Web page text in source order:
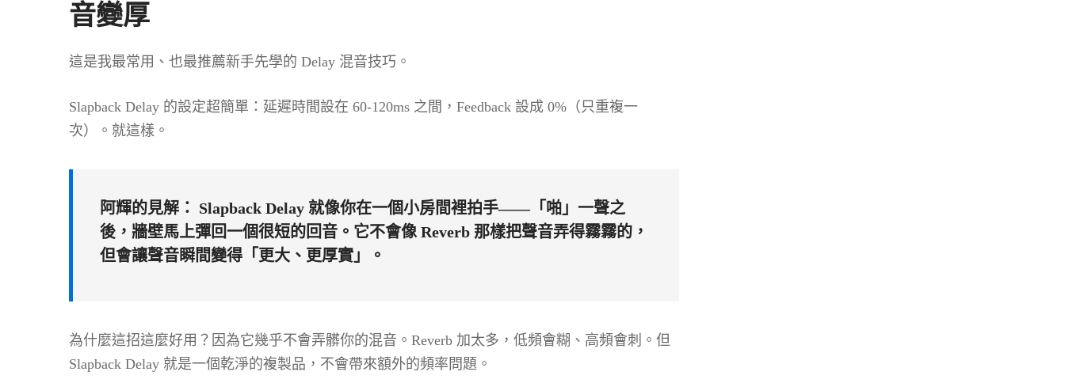
音變厚
這是我最常用、也最推薦新手先學的 Delay 混音技巧。
Slapback Delay 的設定超簡單：延遲時間設在 60-120ms 之間，Feedback 設成 0%（只重複一
次）。就這樣。
阿輝的見解： Slapback Delay 就像你在一個小房間裡拍手——「啪」一聲之
後，牆壁馬上彈回一個很短的回音。它不會像 Reverb 那樣把聲音弄得霧霧的，
但會讓聲音瞬間變得「更大、更厚實」。
為什麼這招這麼好用？因為它幾乎不會弄髒你的混音。Reverb 加太多，低頻會糊、高頻會刺。但
Slapback Delay 就是一個乾淨的複製品，不會帶來額外的頻率問題。